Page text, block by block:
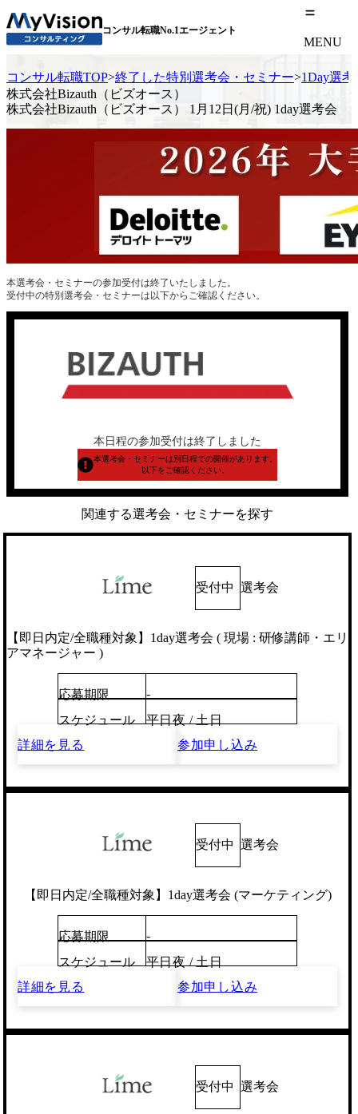
コンサル転職No.1エージェント
MENU
コンサル転職TOP>終了した特別選考会・セミナー>1Day選考
株式会社Bizauth（ビズオース）
株式会社Bizauth（ビズオース） 1月12日(月/祝) 1day選考会
本選考会・セミナーの参加受付は終了いたしました。
受付中の特別選考会・セミナーは以下からご確認ください。
本日程の参加受付は終了しました
本選考会・セミナーは別日程での開催があります。
以下をご確認ください。
関連する選考会・セミナーを探す
受付中 選考会
【即日内定/全職種対象】1day選考会 ( 現場 : 研修講師・エリ
アマネージャー )
応募期限
-
スケジュール
平日夜 / 土日
詳細を見る
参加申し込み
受付中 選考会
【即日内定/全職種対象】1day選考会 (マーケティング)
応募期限
-
スケジュール
平日夜 / 土日
詳細を見る
参加申し込み
受付中 選考会